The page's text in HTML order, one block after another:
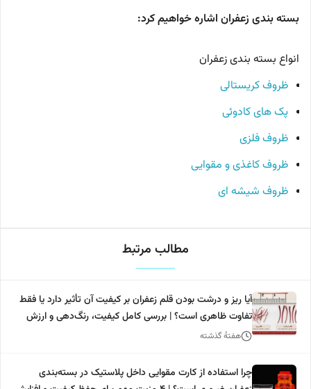
بسته بندی زعفران اشاره خواهیم کرد:
انواع بسته بندی زعفران
ظروف کریستالی
پک های کادوئی
ظروف فلزی
ظروف کاغذی و مقوایی
ظروف شیشه ای
مطالب مرتبط
آیا ریز و درشت بودن قلم زعفران بر کیفیت آن تأثیر دارد یا فقط
تفاوت ظاهری است؟ | بررسی کامل کیفیت، رنگ‌دهی و ارزش
خریدهفتهٔ گذشته
چرا استفاده از کارت مقوایی داخل پلاستیک در بسته‌بندی